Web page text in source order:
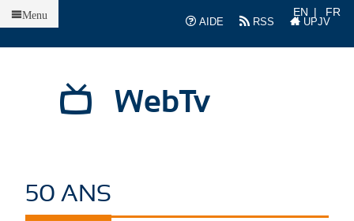
AIDE
RSS UPJV
EN FR
WebTv
Menu
50 ANS